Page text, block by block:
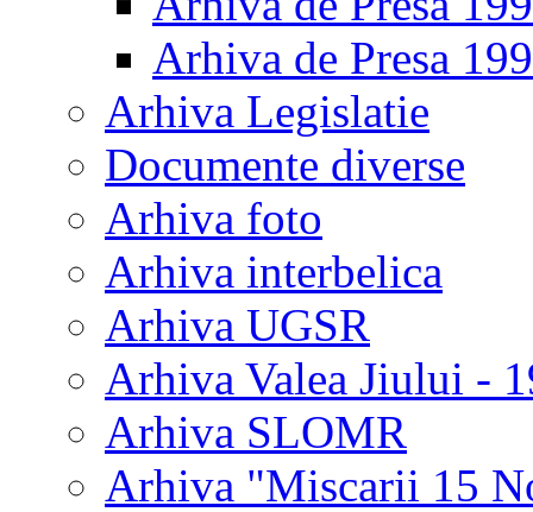
Arhiva de Presa
Arhiva Legislatie
Documente diverse
Arhiva foto
Arhiva interbelica
Arhiva UGSR
Arhiva Valea Jiului -
Arhiva SLOMR
Arhiva "Miscarii 15